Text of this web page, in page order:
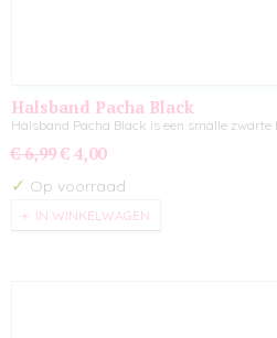
Halsband Pacha Black
Halsband Pacha Black is een smalle zwarte
€ 6,99 € 4,00
✓ Op voorraad
IN WINKELWAGEN